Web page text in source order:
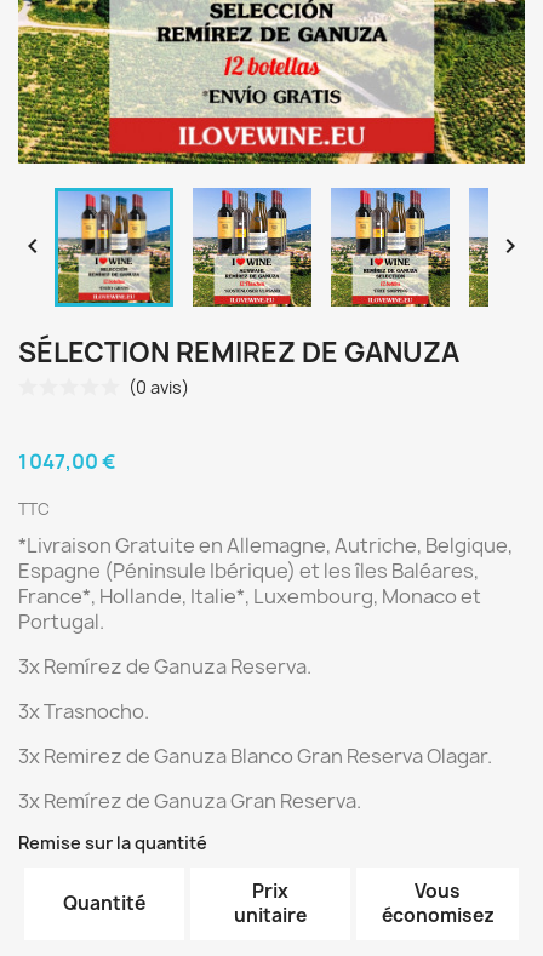
 
SÉLECTION REMIREZ DE GANUZA
(0 avis)
1 047,00 €
TTC
*Livraison Gratuiteen Allemagne, Autriche, Belgique,
Espagne (Péninsule Ibérique) et les îles Baléares,
France*, Hollande, Italie*, Luxembourg, Monaco et
Portugal.
3x Remírez de Ganuza Reserva.
3x Trasnocho.
3x Remirez de Ganuza Blanco Gran Reserva Olagar.
3x Remírez de Ganuza Gran Reserva.
Remise sur la quantité
Quantité
Prix
unitaire
Vous
économisez